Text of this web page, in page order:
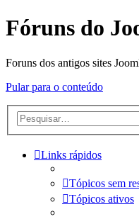
Fóruns do
Foruns dos antigos sites
Pular para o conteúdo
Links rápidos
Tópicos sem
Tópicos ativos